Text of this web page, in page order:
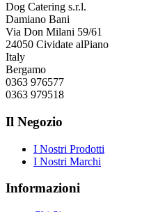
Dog Catering s.r.l.
Damiano Bani
Via Don Milani 59/61
24050 Cividate alPiano
Italy
Bergamo
0363 976577
0363 979518
Il Negozio
I Nostri Prodotti
I Nostri Marchi
Informazioni